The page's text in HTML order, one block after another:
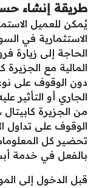
طريقة إنشاء
يُمكن للعميل
الاستثمارية في
الحاجة إلى زيارة
المالية مع الجزيرة
دون الوقوف على
الجاري أو التأثير
من الجزيرة
الوقوف على تداول
تحضير كل
بالفعل في خدمة
قبل الدخول إلى